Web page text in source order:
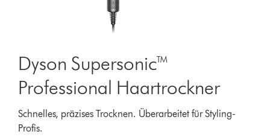
Dyson Supersonic™
Professional Haartrockner
Schnelles, präzises Trocknen. Überarbeitet für Styling-
Profis.